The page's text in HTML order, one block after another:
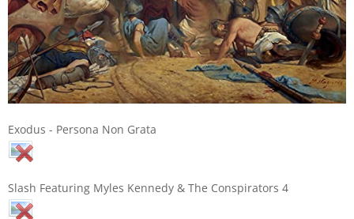
Exodus - Persona Non Grata
Slash Featuring Myles Kennedy & The Conspirators 4